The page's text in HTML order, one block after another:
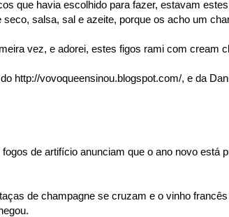
que havia escolhido para fazer, estavam
salsa, sal e azeite, porque os acho um
vez, e adorei, estes figos rami com cream
http://vovoqueensinou.blogspot.com/, e da
de artifício anunciam que o ano novo está
de champagne se cruzam e o vinho